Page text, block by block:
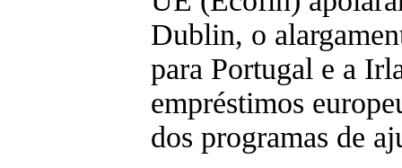
Dublin, o
para Portugal e a
empréstimos
dos programas de